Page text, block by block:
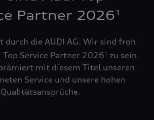
Partner 20261
durch die AUDI AG. Wir sind froh
Service Partner 20261
zu sein.
mit diesem Titel unseren
Service und unsere hohen
Qualitätsansprüche.